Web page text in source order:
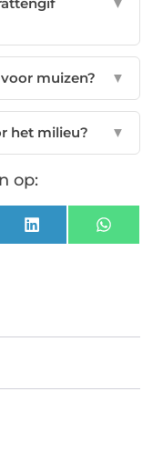
▼
muizen? ▼
het milieu? ▼
op:
LinkedIn